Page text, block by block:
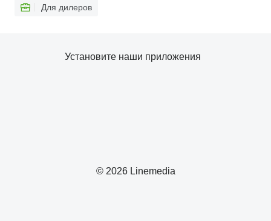
Для дилеров
© 2026 Linemedia
Установите наши приложения